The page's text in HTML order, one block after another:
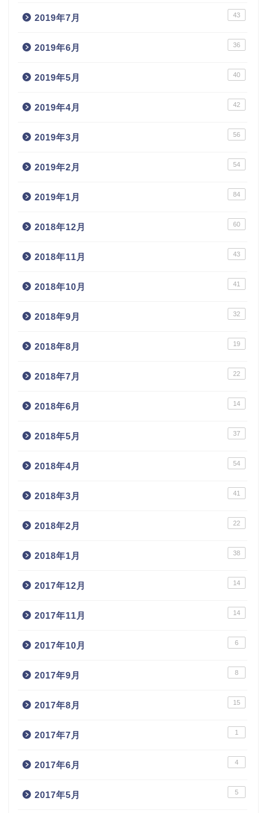
2019年7月 43
2019年6月 36
2019年5月 40
2019年4月 42
2019年3月 56
2019年2月 54
2019年1月 84
2018年12月 60
2018年11月 43
2018年10月 41
2018年9月 32
2018年8月 19
2018年7月 22
2018年6月 14
2018年5月 37
2018年4月 54
2018年3月 41
2018年2月 22
2018年1月 38
2017年12月 14
2017年11月 14
2017年10月 6
2017年9月 8
2017年8月 15
2017年7月 1
2017年6月 4
2017年5月 5